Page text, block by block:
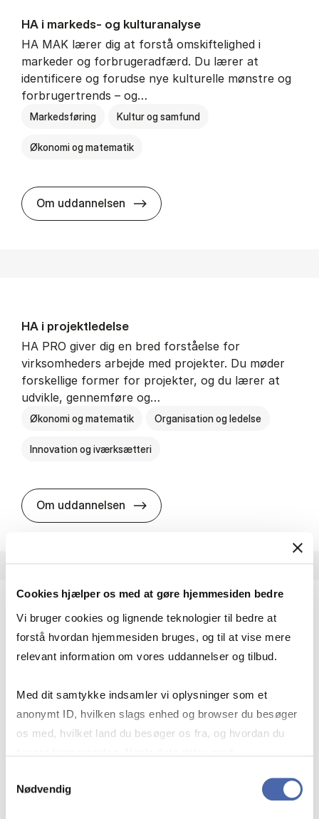
Cookies hjælper os med at gøre hjemmesiden bedre
Vi bruger cookies og lignende teknologier til bedre at
forstå hvordan hjemmesiden bruges, og til at vise mere
relevant information om vores uddannelser og tilbud.
Med dit samtykke indsamler vi oplysninger som et
anonymt ID, hvilken slags enhed og browser du besøger
os med, hvilket land du besøger os fra, og hvordan du
markedsføring. Du bestemmer selv - og kan altid trække
Nødvendig
HA i mar­keds- og kul­tu­r­a­na­ly­se
HA MAK lærer dig at forstå omskiftelighed i
markeder og forbrugeradfærd. Du lærer at
identificere og forudse nye kulturelle mønstre og
forbrugertrends – og…
Markedsføring Kultur og samfund
Økonomi og matematik
Om uddannelsen HA i mar­keds- og kul­tu­r­a­na­ly­se
HA i pro­jekt­le­del­se
HA PRO giver dig en bred forståelse for
virksomheders arbejde med projekter. Du møder
forskellige former for projekter, og du lærer at
udvikle, gennemføre og…
Økonomi og matematik Organisation og ledelse
Innovation og iværksætteri
Om uddannelsen HA i pro­jekt­le­del­se
HA(fil.) - erhvervs­økonomi og fi­lo­so­fi
virksomheder møder i vores komplekse verden.
effektivitet og…
Økonomi og matematik Kultur og samfund